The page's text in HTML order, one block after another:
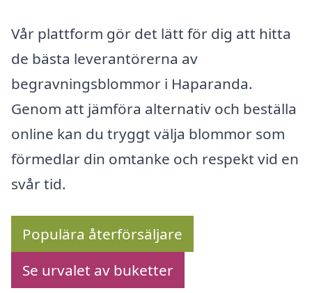
Vår plattform gör det lätt för dig att hitta
de bästa leverantörerna av
begravningsblommor i Haparanda.
Genom att jämföra alternativ och beställa
online kan du tryggt välja blommor som
förmedlar din omtanke och respekt vid en
svår tid.
Populära återförsäljare
Se urvalet av buketter